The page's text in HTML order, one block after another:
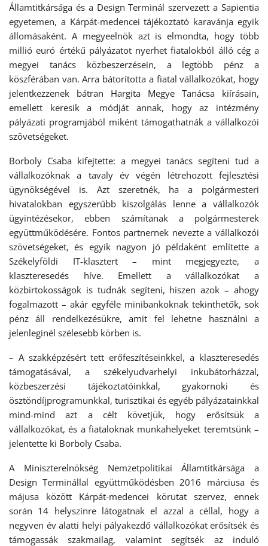
Államtitkársága és a Design Terminál szervezett a Sapientia
egyetemen, a Kárpát-medencei tájékoztató karavánja egyik
állomásaként. A megyeelnök azt is elmondta, hogy több
millió euró értékű pályázatot nyerhet fiatalokból álló cég a
megyei tanács közbeszerzésein, a legtöbb pénz a
köszférában van. Arra bátorította a fiatal vállalkozókat, hogy
jelentkezzenek bátran Hargita Megye Tanácsa kiírásain,
emellett keresik a módját annak, hogy az intézmény
pályázati programjából miként támogathatnák a vállalkozói
szövetségeket.
Borboly Csaba kifejtette: a megyei tanács segíteni tud a
vállalkozóknak a tavaly év végén létrehozott fejlesztési
ügynökségével is. Azt szeretnék, ha a polgármesteri
hivatalokban egyszerűbb kiszolgálás lenne a vállalkozók
ügyintézésekor, ebben számítanak a polgármesterek
együttműködésére. Fontos partnernek nevezte a vállalkozói
szövetségeket, és egyik nagyon jó példaként említette a
Székelyföldi IT-klasztert – mint megjegyezte, a
klaszteresedés híve. Emellett a vállalkozókat a
közbirtokosságok is tudnák segíteni, hiszen azok – ahogy
fogalmazott – akár egyféle minibankoknak tekinthetők, sok
pénz áll rendelkezésükre, amit fel lehetne használni a
jelenleginél szélesebb körben is.
– A szakképzésért tett erőfeszítéseinkkel, a klaszteresedés
támogatásával, a székelyudvarhelyi inkubátorházzal,
közbeszerzési tájékoztatóinkkal, gyakornoki és
ösztöndíjprogramunkkal, turisztikai és egyéb pályázatainkkal
mind-mind azt a célt követjük, hogy erősítsük a
vállalkozókat, és a fiataloknak munkahelyeket teremtsünk –
jelentette ki Borboly Csaba.
A Miniszterelnökség Nemzetpolitikai Államtitkársága a
Design Terminállal együttműködésben 2016 márciusa és
májusa között Kárpát-medencei körutat szervez, ennek
során 14 helyszínre látogatnak el azzal a céllal, hogy a
negyven év alatti helyi pályakezdő vállalkozókat erősítsék és
támogassák szakmailag, valamint segítsék az induló